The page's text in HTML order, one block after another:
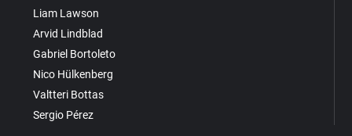
Liam Lawson
Arvid Lindblad
Gabriel Bortoleto
Nico Hülkenberg
Valtteri Bottas
Sergio Pérez